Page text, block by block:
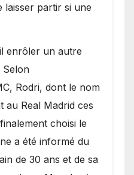
laisser partir si une
enrôler un autre
Selon
Rodri, dont le nom
au Real Madrid ces
choisi le
a été informé du
de 30 ans et de sa